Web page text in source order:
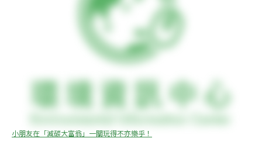
小朋友在「減碳大富翁」一關玩得不亦樂乎！